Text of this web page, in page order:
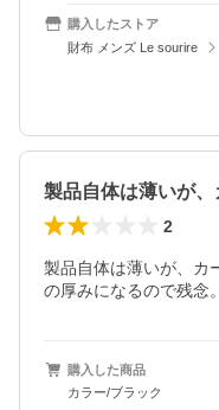
購入したストア
財布 メンズ Le sourire
2
製品自体は薄いが、カ
の厚みになるので残念
購入した商品
カラー/ブラック